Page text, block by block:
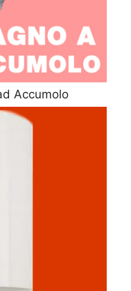
Accumolo